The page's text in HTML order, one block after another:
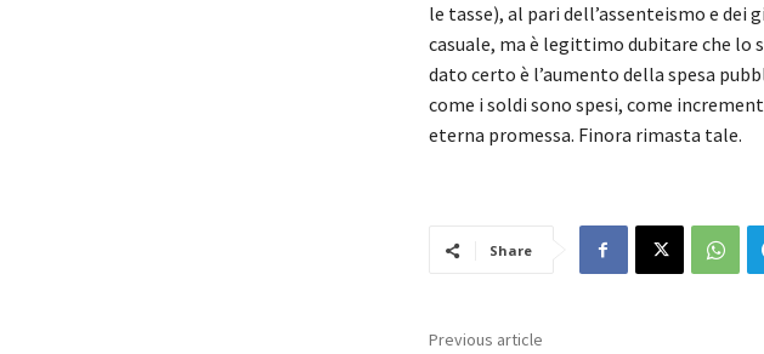
le tasse), al pari dell’assenteismo e
casuale, ma è legittimo dubitare che lo
dato certo è l’aumento della spesa
come i soldi sono spesi, come
eterna promessa. Finora rimasta tale.
Share
Previous article